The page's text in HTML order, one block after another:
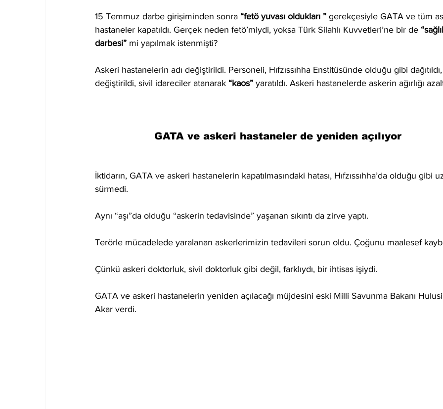
15 Temmuz darbe girişiminden sonra “fetö yuvası oldukları ” gerekçesiyle GATA ve tüm
hastaneler kapatıldı. Gerçek neden fetö’miydi, yoksa Türk Silahlı Kuvvetleri’ne bir de
darbesi” mi yapılmak istenmişti?
Askeri hastanelerin adı değiştirildi. Personeli, Hıfzıssıhha Enstitüsünde olduğu gibi
değiştirildi, sivil idareciler atanarak “kaos” yaratıldı. Askeri hastanelerde askerin ağırlığı
GATA ve askeri hastaneler de yeniden açılıyor
İktidarın, GATA ve askeri hastanelerin kapatılmasındaki hatası, Hıfzıssıhha’da olduğu gibi
sürmedi.
Aynı “aşı”da olduğu “askerin tedavisinde” yaşanan sıkıntı da zirve yaptı.
Terörle mücadelede yaralanan askerlerimizin tedavileri sorun oldu. Çoğunu maalesef
Çünkü askeri doktorluk, sivil doktorluk gibi değil, farklıydı, bir ihtisas işiydi.
GATA ve askeri hastanelerin yeniden açılacağı müjdesini eski Milli Savunma Bakanı
Akar verdi.